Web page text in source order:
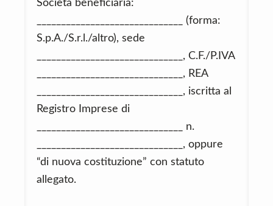
Società beneficiaria:
______________________________ (forma:
S.p.A./S.r.l./altro), sede
______________________________, C.F./P.IVA
______________________________, REA
______________________________, iscritta al
Registro Imprese di
______________________________ n.
______________________________, oppure
“di nuova costituzione” con statuto
allegato.